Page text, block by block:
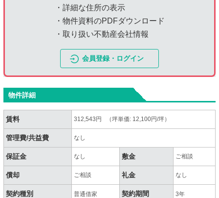
・詳細な住所の表示
・物件資料のPDFダウンロード
・取り扱い不動産会社情報
会員登録・ログイン
物件詳細
賃料 312,543円 （坪単価: 12,100円/坪）
管理費/共益費 なし
保証金 なし 敷金 ご相談
償却 ご相談 礼金 なし
契約種別 普通借家 契約期間 3年